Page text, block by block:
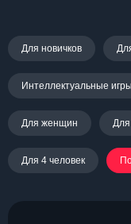
Для новичков
Интеллектуальные игры
Для женщин
Для 4 человек